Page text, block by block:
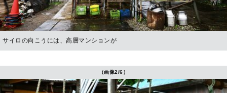
サイロの向こうには、高層マンションが
（画像2/6）